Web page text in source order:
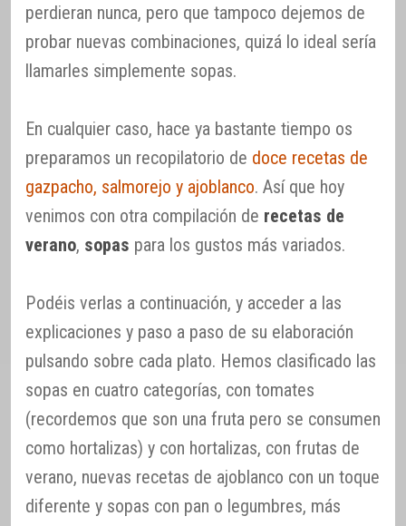
perdieran nunca, pero que tampoco dejemos de
probar nuevas combinaciones, quizá lo ideal sería
llamarles simplemente sopas.
En cualquier caso, hace ya bastante tiempo os
preparamos un recopilatorio de doce recetas de
gazpacho, salmorejo y ajoblanco. Así que hoy
venimos con otra compilación de recetas de
verano, sopas para los gustos más variados.
Podéis verlas a continuación, y acceder a las
explicaciones y paso a paso de su elaboración
pulsando sobre cada plato. Hemos clasificado las
sopas en cuatro categorías, con tomates
(recordemos que son una fruta pero se consumen
como hortalizas) y con hortalizas, con frutas de
verano, nuevas recetas de ajoblanco con un toque
diferente y sopas con pan o legumbres, más